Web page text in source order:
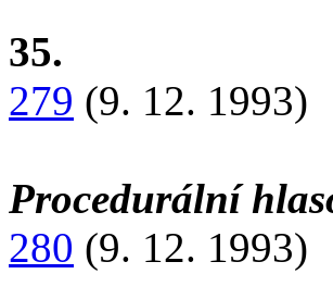
35.
279 (9. 12. 1993)
Procedurální
280 (9. 12. 1993)